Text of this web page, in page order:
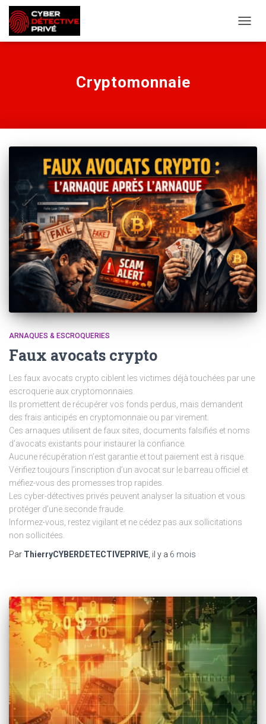
Cryptomonnaie
ARNAQUES & ESCROQUERIES
Faux avocats crypto
Les faux avocats crypto ciblent les victimes déjà touchées par une
escroquerie aux cryptomonnaies.
Ils promettent de récupérer vos fonds perdus, mais demandent
des frais anticipés en cryptomonnaie ou par virement.
Ces arnaques utilisent de faux sites, documents falsifiés et noms
d’avocats existants pour instaurer la confiance.
Aucune récupération n’est garantie et tout paiement est à risque.
Vérifiez toujours l’inscription d’un avocat sur le barreau officiel et
méfiez-vous des promesses trop rapides.
Les cyber-détectives privés peuvent analyser la situation et vous
protéger d’une seconde fraude.
Informez-vous, restez vigilant et ne cédez pas aux sollicitations
non sollicitées.
Par ThierryCYBERDETECTIVEPRIVE , il y a 6 mois